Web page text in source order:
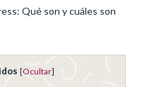
Qué son y cuáles son
[Ocultar]